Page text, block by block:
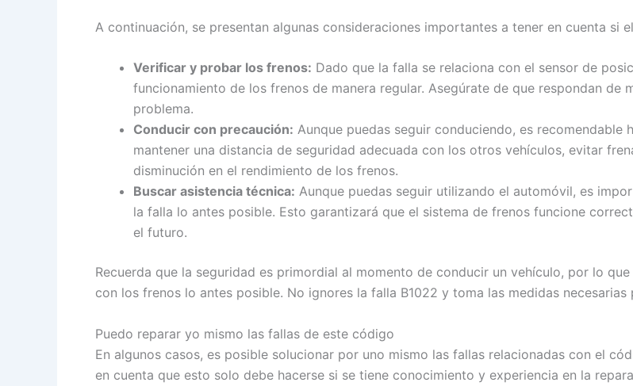
A continuación, se presentan algunas consideraciones importantes a tener en cuenta si
Verificar y probar los frenos: Dado que la falla se relaciona con el sensor de
funcionamiento de los frenos de manera regular. Asegúrate de que respondan de
problema.
Conducir con precaución: Aunque puedas seguir conduciendo, es recomendable
mantener una distancia de seguridad adecuada con los otros vehículos, evitar
disminución en el rendimiento de los frenos.
Buscar asistencia técnica: Aunque puedas seguir utilizando el automóvil, es
la falla lo antes posible. Esto garantizará que el sistema de frenos funcione
el futuro.
Recuerda que la seguridad es primordial al momento de conducir un vehículo, por lo
con los frenos lo antes posible. No ignores la falla B1022 y toma las medidas
Puedo reparar yo mismo las fallas de este código
En algunos casos, es posible solucionar por uno mismo las fallas relacionadas con el
en cuenta que esto solo debe hacerse si se tiene conocimiento y experiencia en la